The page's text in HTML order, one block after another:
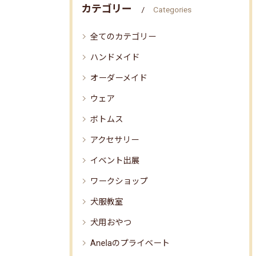
カテゴリー Categories
全てのカテゴリー
ハンドメイド
オーダーメイド
ウェア
ボトムス
アクセサリー
イベント出展
ワークショップ
犬服教室
犬用おやつ
Anelaのプライベート